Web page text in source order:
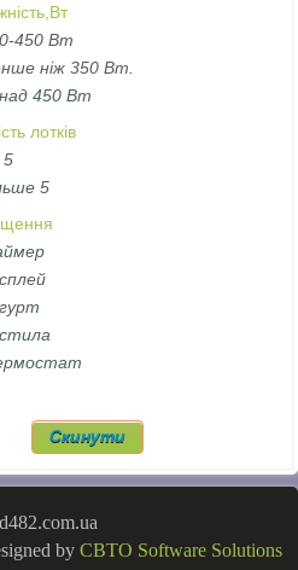
450 Вт
ніж 350 Вт.
450 Вт
лотків
5
5
by CBTO Software Solutions